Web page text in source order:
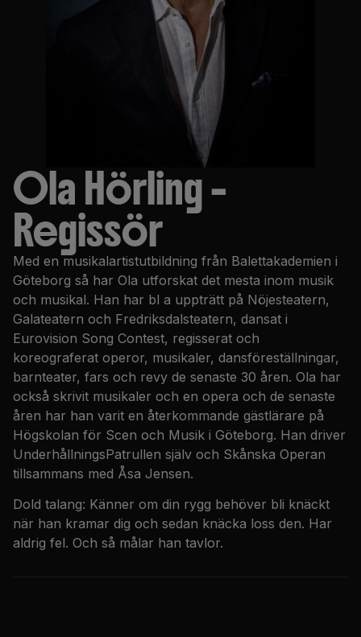
Ola Hörling –
Regissör
Med en musikalartistutbildning från Balettakademien i
Göteborg så har Ola utforskat det mesta inom musik
och musikal. Han har bl a uppträtt på Nöjesteatern,
Galateatern och Fredriksdalsteatern, dansat i
Eurovision Song Contest, regisserat och
koreograferat operor, musikaler, dansföreställningar,
barnteater, fars och revy de senaste 30 åren. Ola har
också skrivit musikaler och en opera och de senaste
åren har han varit en återkommande gästlärare på
Högskolan för Scen och Musik i Göteborg. Han driver
UnderhållningsPatrullen själv och Skånska Operan
tillsammans med Åsa Jensen.
Dold talang: Känner om din rygg behöver bli knäckt
när han kramar dig och sedan knäcka loss den. Har
aldrig fel. Och så målar han tavlor.